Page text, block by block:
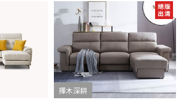
擇木深耕